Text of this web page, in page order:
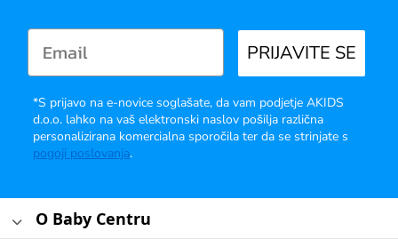
PRIJAVITE SE
*S prijavo na e-novice soglašate, da vam podjetje AKIDS
d.o.o. lahko na vaš elektronski naslov pošilja različna
personalizirana komercialna sporočila ter da se strinjate s
pogoji poslovanja.
O Baby Centru